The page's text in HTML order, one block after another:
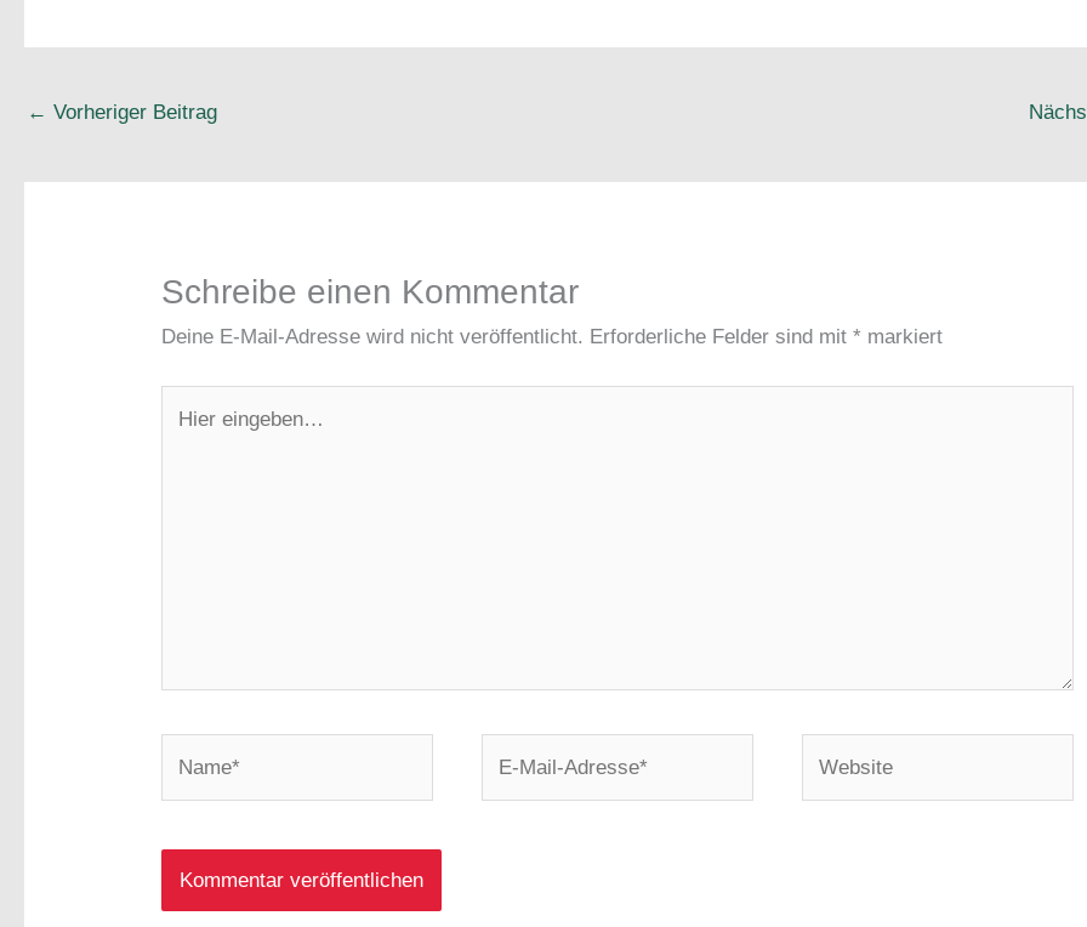
← Vorheriger Beitrag
Schreibe einen Kommentar
Deine E-Mail-Adresse wird nicht veröffentlicht. Erforderliche Felder sind mit* markiert
eingeben…